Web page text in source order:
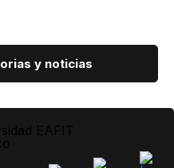
y noticias